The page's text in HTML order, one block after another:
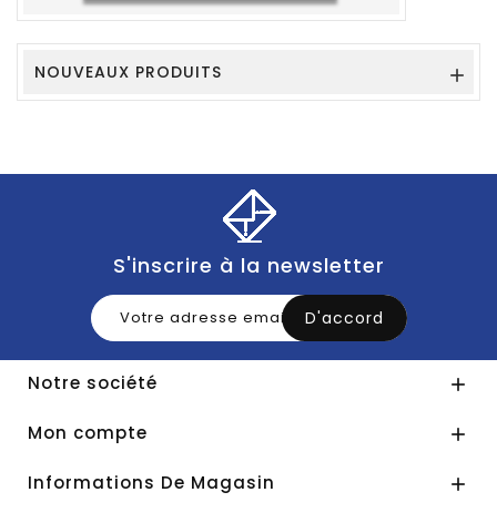
NOUVEAUX PRODUITS 
S'inscrire à la newsletter
Notre société 
Mon compte 
Informations De Magasin 